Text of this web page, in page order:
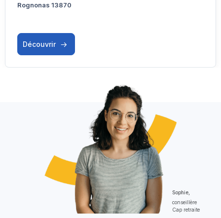
Rognonas 13870
Découvrir
Sophie,
conseillère
Cap retraite